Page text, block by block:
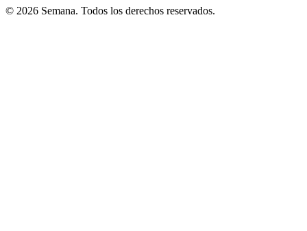
© 2026 Semana. Todos los derechos reservados.